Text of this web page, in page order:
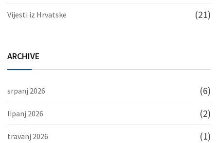
Vijesti iz Hrvatske (21)
ARCHIVE
srpanj 2026 (6)
lipanj 2026 (2)
travanj 2026 (1)